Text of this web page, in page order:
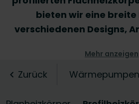
bieten wir eine
verschiedenen Designs,
Flachheizkörpers
Integration in jedes
Renovierungsprojekt
Mehr anzeigen
Zurück